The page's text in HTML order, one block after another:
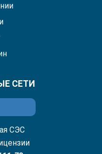
СЕТИ
СЭС